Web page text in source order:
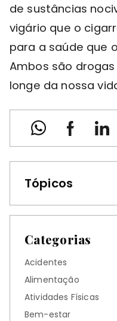
de sustâncias
vigário que o
para a saúde que
Ambos são
longe da nossa
Tópicos
Categorias
Acidentes
Alimentação
Atividades Físicas
Bem-estar